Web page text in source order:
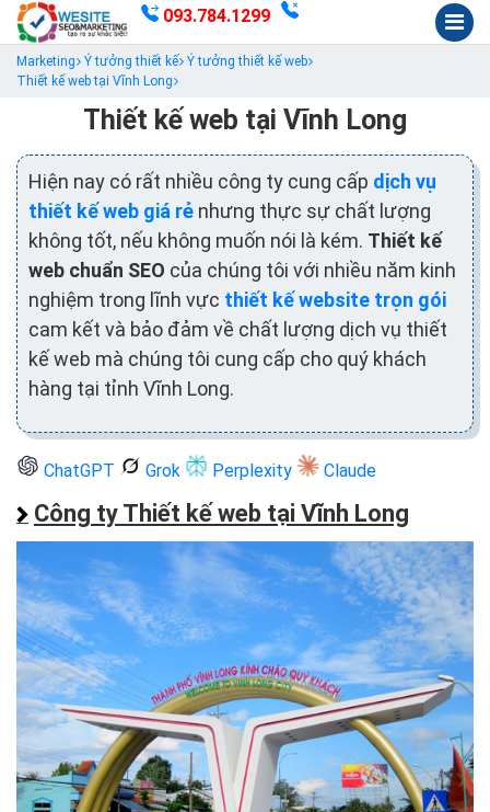
093.784.1299
Marketing Ý tưởng thiết kế Ý tưởng thiết kế web
Thiết kế web tại Vĩnh Long
Thiết kế web tại Vĩnh Long
Hiện nay có rất nhiều công ty cung cấp dịch vụ
thiết kế web giá rẻ nhưng thực sự chất lượng
không tốt, nếu không muốn nói là kém. Thiết kế
web chuẩn SEO của chúng tôi với nhiều năm kinh
nghiệm trong lĩnh vực thiết kế website trọn gói
cam kết và bảo đảm về chất lượng dịch vụ thiết
kế web mà chúng tôi cung cấp cho quý khách
hàng tại tỉnh Vĩnh Long.
ChatGPT Grok Perplexity Claude
Công ty Thiết kế web tại Vĩnh Long